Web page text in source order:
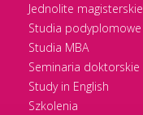
Jednolite magisterskie
Studia podyplomowe
Studia MBA
Seminaria doktorskie
Study in English
Szkolenia